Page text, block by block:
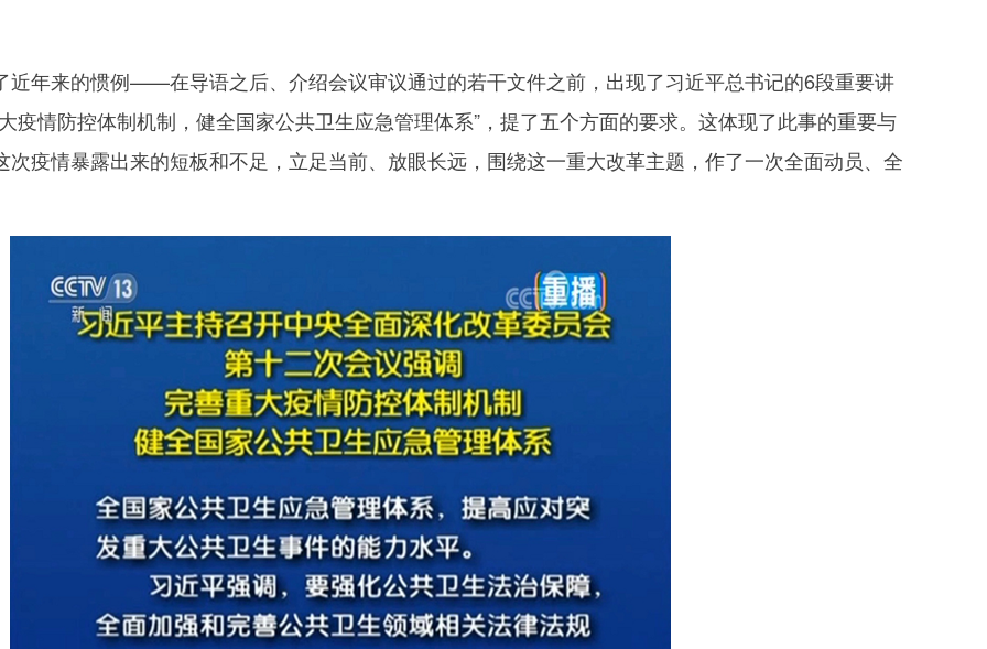
来的惯例——在导语之后、介绍会议审议通过的若干文件之前，出现了习近平总书记的6段重要讲
疫情防控体制机制，健全国家公共卫生应急管理体系”，提了五个方面的要求。这体现了此事的重要与
次疫情暴露出来的短板和不足，立足当前、放眼长远，围绕这一重大改革主题，作了一次全面动员、全